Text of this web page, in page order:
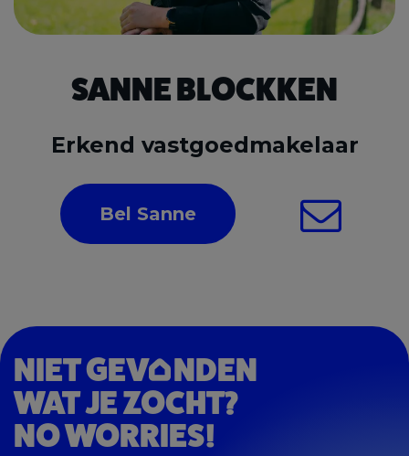
SANNE BLOCKKEN
Erkend vastgoedmakelaar
Bel Sanne
NIET GEV
NDEN
WAT JE ZOCHT?
NO WORRIES!